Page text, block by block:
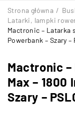
Mactronic
Max – 1800
Szary –
Strona główna /
Latarki, lampki
Mactronic – Latarka
Powerbank – Szary –